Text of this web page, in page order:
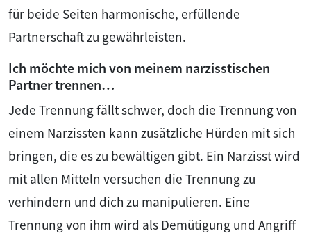
für beide Seiten harmonische, erfüllende
Partnerschaft zu gewährleisten.
Ich möchte mich von meinem narzisstischen
Partner trennen…
Jede Trennung fällt schwer, doch die Trennung von
einem Narzissten kann zusätzliche Hürden mit sich
bringen, die es zu bewältigen gibt. Ein Narzisst wird
mit allen Mitteln versuchen die Trennung zu
verhindern und dich zu manipulieren. Eine
Trennung von ihm wird als Demütigung und Angriff